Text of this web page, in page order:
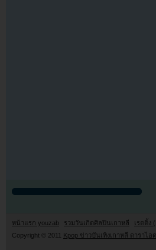
หน้าแรก youzab รวมวันเกิดศิลปินเกาหลี เรตติ้ง
Copyright © 2011 Kpop ข่าวบันเทิงเกาหลี ดาราไ